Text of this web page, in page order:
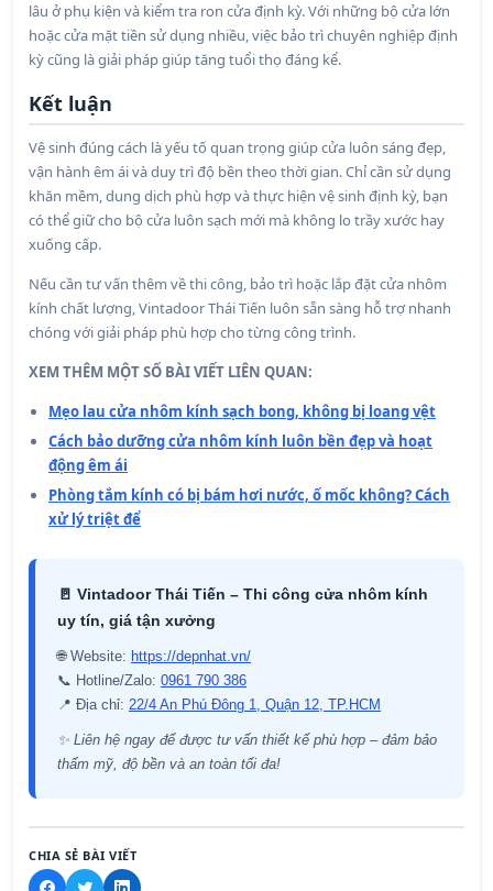
lâu ở phụ kiện và kiểm tra ron cửa định kỳ. Với những bộ cửa lớn
hoặc cửa mặt tiền sử dụng nhiều, việc bảo trì chuyên nghiệp định
kỳ cũng là giải pháp giúp tăng tuổi thọ đáng kể.
Kết luận
Vệ sinh đúng cách là yếu tố quan trọng giúp cửa luôn sáng đẹp,
vận hành êm ái và duy trì độ bền theo thời gian. Chỉ cần sử dụng
khăn mềm, dung dịch phù hợp và thực hiện vệ sinh định kỳ, bạn
có thể giữ cho bộ cửa luôn sạch mới mà không lo trầy xước hay
xuống cấp.
Nếu cần tư vấn thêm về thi công, bảo trì hoặc lắp đặt cửa nhôm
kính chất lượng, Vintadoor Thái Tiến luôn sẵn sàng hỗ trợ nhanh
chóng với giải pháp phù hợp cho từng công trình.
XEM THÊM MỘT SỐ BÀI VIẾT LIÊN QUAN:
Mẹo lau cửa nhôm kính sạch bong, không bị loang vệt
Cách bảo dưỡng cửa nhôm kính luôn bền đẹp và hoạt
động êm ái
Phòng tắm kính có bị bám hơi nước, ố mốc không? Cách
xử lý triệt để
🚪 Vintadoor Thái Tiến – Thi công cửa nhôm kính
uy tín, giá tận xưởng
🌐 Website: https://depnhat.vn/
📞 Hotline/Zalo: 0961 790 386
📍 Địa chỉ: 22/4 An Phú Đông 1, Quận 12, TP.HCM
✨ Liên hệ ngay để được tư vấn thiết kế phù hợp – đảm bảo
thẩm mỹ, độ bền và an toàn tối đa!
CHIA SẺ BÀI VIẾT